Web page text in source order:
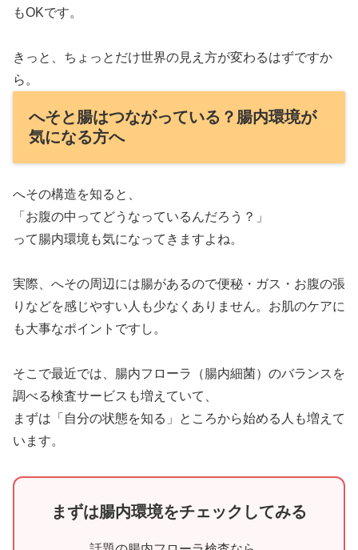
もOKです。
きっと、ちょっとだけ世界の見え方が変わるはずですか
ら。
へそと腸はつながっている？腸内環境が
気になる方へ
へその構造を知ると、
「お腹の中ってどうなっているんだろう？」
って腸内環境も気になってきますよね。
実際、へその周辺には腸があるので便秘・ガス・お腹の張
りなどを感じやすい人も少なくありません。お肌のケアに
も大事なポイントですし。
そこで最近では、腸内フローラ（腸内細菌）のバランスを
調べる検査サービスも増えていて、
まずは「自分の状態を知る」ところから始める人も増えて
います。
まずは腸内環境をチェックしてみる